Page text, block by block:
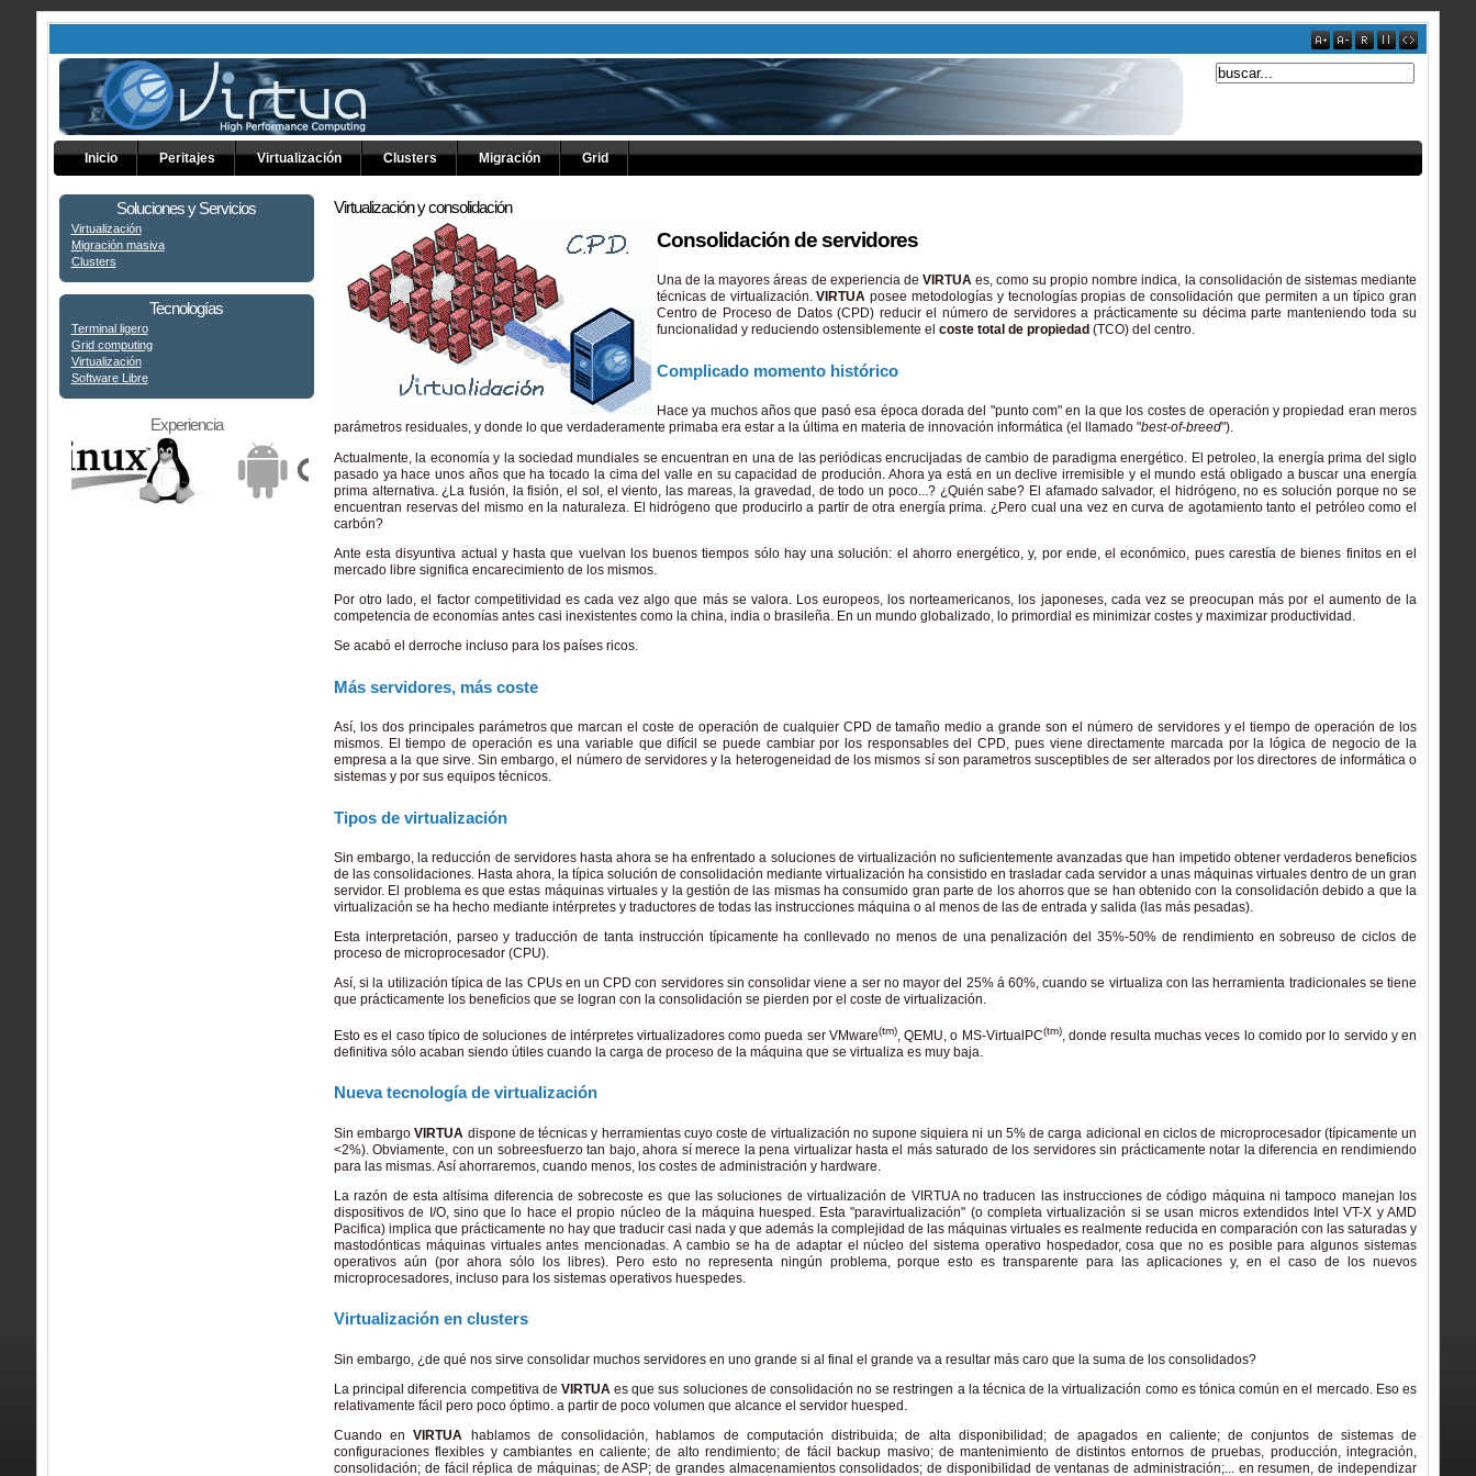
Inicio Peritajes Virtualización Clusters Migración Grid
Virtualización y consolidación
Consolidación de servidores
Una de la mayores áreas de experiencia de VIRTUAes, como su propio nombre indica, la consolidación de sistemas mediante
técnicas de virtualización.VIRTUA posee metodologías y tecnologías propias de consolidación que permiten a un típico gran
Centro de Proceso de Datos (CPD) reducir el número de servidores a prácticamente su décima parte manteniendo toda su
funcionalidad y reduciendo ostensiblemente el coste total de propiedad (TCO) del centro.
Complicado momento histórico
Hace ya muchos años que pasó esa época dorada del "punto com" en la que los costes de operación y propiedad eran meros
parámetros residuales, y donde lo que verdaderamente primaba era estar a la última en materia de innovación informática (el llamado "best-of-breed").
Actualmente, la economía y la sociedad mundiales se encuentran en una de las periódicas encrucijadas de cambio de paradigma energético. El petroleo, la energía prima del siglo
pasado ya hace unos años que ha tocado la cima del valle en su capacidad de produción. Ahora ya está en un declive irremisible y el mundo está obligado a buscar una energía
prima alternativa. ¿La fusión, la fisión, el sol, el viento, las mareas, la gravedad, de todo un poco...? ¿Quién sabe? El afamado salvador, el hidrógeno, no es solución porque no se
encuentran reservas del mismo en la naturaleza. El hidrógeno que producirlo a partir de otra energía prima. ¿Pero cual una vez en curva de agotamiento tanto el petróleo como el
carbón?
Ante esta disyuntiva actual y hasta que vuelvan los buenos tiempos sólo hay una solución: el ahorro energético, y, por ende, el económico, pues carestía de bienes finitos en el
mercado libre significa encarecimiento de los mismos.
Por otro lado, el factor competitividad es cada vez algo que más se valora. Los europeos, los norteamericanos, los japoneses, cada vez se preocupan más por el aumento de la
competencia de economías antes casi inexistentes como la china, india o brasileña. En un mundo globalizado, lo primordial es minimizar costes y maximizar productividad.
Se acabó el derroche incluso para los países ricos.
Más servidores, más coste
Así, los dos principales parámetros que marcan el coste de operación de cualquier CPD de tamaño medio a grande son el número de servidores y el tiempo de operación de los
mismos. El tiempo de operación es una variable que difícil se puede cambiar por los responsables del CPD, pues viene directamente marcada por la lógica de negocio de la
empresa a la que sirve. Sin embargo, el número de servidores y la heterogeneidad de los mismos sí son parametros susceptibles de ser alterados por los directores de informática o
sistemas y por sus equipos técnicos.
Tipos de virtualización
Sin embargo, la reducción de servidores hasta ahora se ha enfrentado a soluciones de virtualización no suficientemente avanzadas que han impetido obtener verdaderos beneficios
de las consolidaciones. Hasta ahora, la típica solución de consolidación mediante virtualización ha consistido en trasladar cada servidor a unas máquinas virtuales dentro de un gran
servidor. El problema es que estas máquinas virtuales y la gestión de las mismas ha consumido gran parte de los ahorros que se han obtenido con la consolidación debido a que la
virtualización se ha hecho mediante intérpretes y traductores de todas las instrucciones máquina o al menos de las de entrada y salida (las más pesadas).
Esta interpretación, parseo y traducción de tanta instrucción típicamente ha conllevado no menos de una penalización del 35%-50% de rendimiento en sobreuso de ciclos de
proceso de microprocesador (CPU).
Así, si la utilización típica de las CPUs en un CPD con servidores sin consolidar viene a ser no mayor del 25% á 60%, cuando se virtualiza con las herramienta tradicionales se tiene
que prácticamente los beneficios que se logran con la consolidación se pierden por el coste de virtualización.
Esto es el caso típico de soluciones de intérpretes virtualizadores como pueda ser VMware(tm), QEMU, o MS-VirtualPC(tm), donde resulta muchas veces lo comido por lo servido y en
definitiva sólo acaban siendo útiles cuando la carga de proceso de la máquina que se virtualiza es muy baja.
Nueva tecnología de virtualización
Sin embargoVIRTUA dispone de técnicas y herramientas cuyo coste de virtualización no supone siquiera ni un 5% de carga adicional en ciclos de microprocesador (típicamente un
<2%). Obviamente, con un sobreesfuerzo tan bajo, ahora sí merece la pena virtualizar hasta el más saturado de los servidores sin prácticamente notar la diferencia en rendimiendo
para las mismas. Así ahorraremos, cuando menos, los costes de administración y hardware.
La razón de esta altísima diferencia de sobrecoste es que las soluciones de virtualización de VIRTUA no traducen las instrucciones de código máquina ni tampoco manejan los
dispositivos de I/O, sino que lo hace el propio núcleo de la máquina huesped. Esta "paravirtualización" (o completa virtualización si se usan micros extendidos Intel VT-X y AMD
Pacifica) implica que prácticamente no hay que traducir casi nada y que además la complejidad de las máquinas virtuales es realmente reducida en comparación con las saturadas y
mastodónticas máquinas virtuales antes mencionadas. A cambio se ha de adaptar el núcleo del sistema operativo hospedador, cosa que no es posible para algunos sistemas
operativos aún (por ahora sólo los libres). Pero esto no representa ningún problema, porque esto es transparente para las aplicaciones y, en el caso de los nuevos
microprocesadores, incluso para los sistemas operativos huespedes.
Virtualización en clusters
Sin embargo, ¿de qué nos sirve consolidar muchos servidores en uno grande si al final el grande va a resultar más caro que la suma de los consolidados?
La principal diferencia competitiva de VIRTUAes que sus soluciones de consolidación no se restringen a la técnica de la virtualización como es tónica común en el mercado. Eso es
relativamente fácil pero poco óptimo. a partir de poco volumen que alcance el servidor huesped.
Cuando enVIRTUA hablamos de consolidación, hablamos de computación distribuida; de alta disponibilidad; de apagados en caliente; de conjuntos de sistemas de
configuraciones flexibles y cambiantes en caliente; de alto rendimiento; de fácil backup masivo; de mantenimiento de distintos entornos de pruebas, producción, integración,
consolidación; de fácil réplica de máquinas; de ASP; de grandes almacenamientos consolidados; de disponibilidad de ventanas de administración;... en resumen, de independizar
Soluciones y Servicios
Virtualización
Migración masiva
Clusters
Tecnologías
Terminal ligero
Grid computing
Virtualización
Software Libre
Experiencia